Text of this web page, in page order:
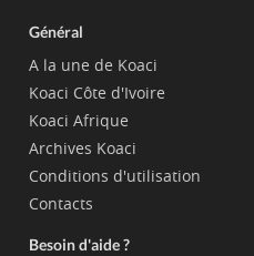
Général
A la une de Koaci
Koaci Côte d'Ivoire
Koaci Afrique
Archives Koaci
Conditions d'utilisation
Contacts
Besoin d'aide ?